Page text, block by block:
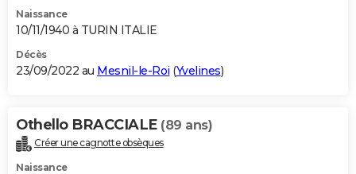
Dictionnaire
Biographies
Citations
Expressions
Proverbes
PROGRAMME TV
S'inscrire
Se connecter
Lycées
Collèges
Primaires
Universités
Entreprises
Service militaire
Avis de recherche
AVIS DE DÉCÈS
Bricolage
Lifestyle
Culture
Sport
Auto
Television
Voyage
Cinema
Naissance
10/11/1940 à TURIN ITALIE
Décès
23/09/2022 au Mesnil-le-Roi (Yvelines)
Othello BRACCIALE (89 ans)
Créer une cagnotte obsèques
Naissance